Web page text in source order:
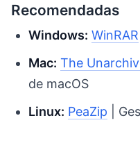
Recomendadas
Windows: WinRAR
Mac: The
de macOS
Linux: PeaZip |